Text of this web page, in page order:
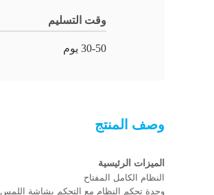
وقت التسليم
30-50 يوم
وصف المنتج
الميزات الرئيسية
النظام الكامل المفتاح
وحدة تحكم النظام مع التحكم بشاشة اللمس